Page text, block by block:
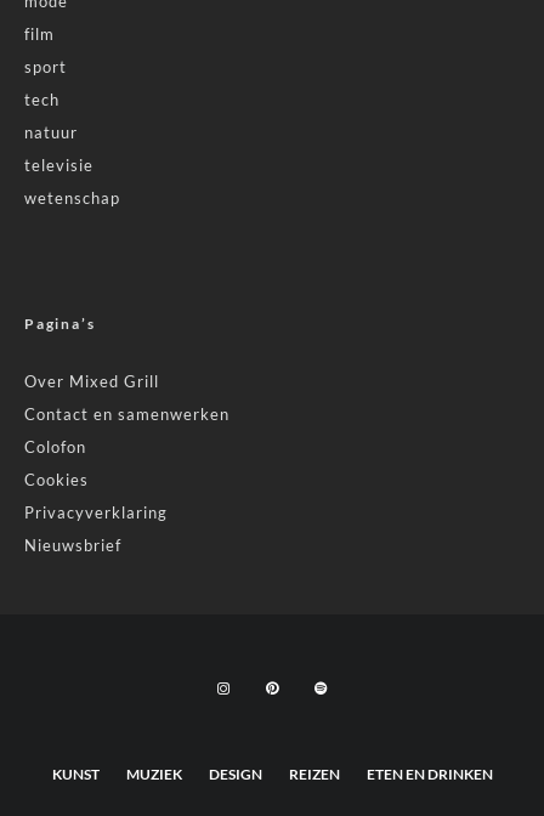
film
sport
tech
natuur
televisie
wetenschap
Pagina’s
Over Mixed Grill
Contact en samenwerken
Colofon
Cookies
Privacyverklaring
Nieuwsbrief
KUNST MUZIEK DESIGN REIZEN ETEN EN DRINKEN